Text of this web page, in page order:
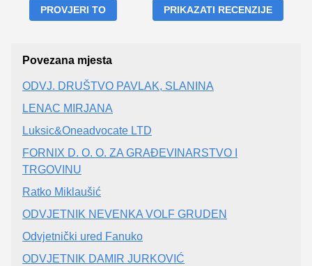
PROVJERI TO PRIKAZATI RECENZIJE
Povezana mjesta
ODVJ. DRUŠTVO PAVLAK, SLANINA
LENAC MIRJANA
Luksic&Oneadvocate LTD
FORNIX D. O. O. ZA GRAĐEVINARSTVO I
TRGOVINU
Ratko Miklaušić
ODVJETNIK NEVENKA VOLF GRUDEN
Odvjetnički ured Fanuko
ODVJETNIK DAMIR JURKOVIĆ